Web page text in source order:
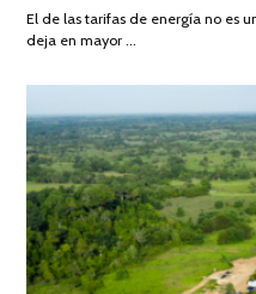
El de las tarifas de energía no es
deja en mayor …